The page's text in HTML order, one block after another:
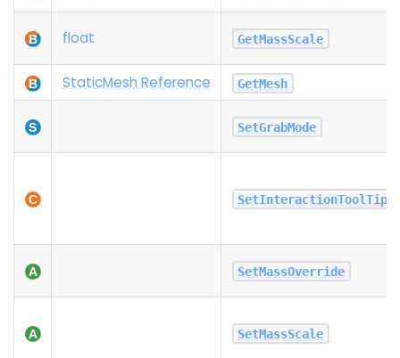
float GetMassScale
StaticMesh Reference GetMesh
SetGrabMode
SetMassOverride
SetMassScale